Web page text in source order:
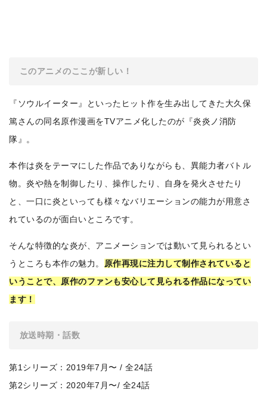
このアニメのここが新しい！
『ソウルイーター』といったヒット作を生み出してきた大久保
篤さんの同名原作漫画をTVアニメ化したのが『炎炎ノ消防
隊』。
本作は炎をテーマにした作品でありながらも、異能力者バトル
物。炎や熱を制御したり、操作したり、自身を発火させたり
と、一口に炎といっても様々なバリエーションの能力が用意さ
れているのが面白いところです。
そんな特徴的な炎が、アニメーションでは動いて見られるとい
うところも本作の魅力。 原作再現に注力して制作されていると
いうことで、原作のファンも安心して見られる作品になってい
ます！
放送時期・話数
第1シリーズ：2019年7月〜 / 全24話
第2シリーズ：2020年7月〜/ 全24話